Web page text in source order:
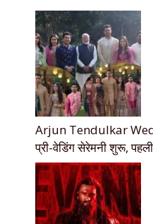
Arjun Tendulkar
प्री-वेडिंग सेरेमनी शुरू,